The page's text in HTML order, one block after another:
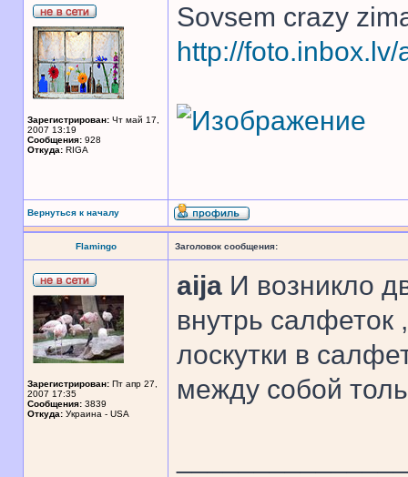
Зарегистрирован: Чт май 17,
2007 13:19
Сообщения: 928
Откуда: RIGA
Sovsem crazy
http://
Вернуться к началу
Flamingo Заголовок сообщения:
Зарегистрирован: Пт апр 27,
2007 17:35
Сообщения: 3839
Откуда: Украина - USA
aija И возникло
внутрь салфеток
лоскутки в
между собой